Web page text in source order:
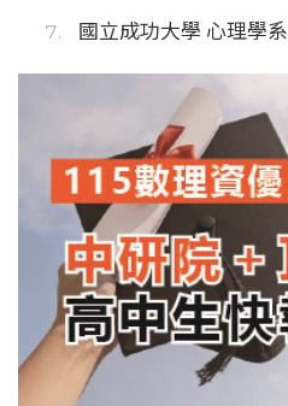
國立成功大學 心理學系